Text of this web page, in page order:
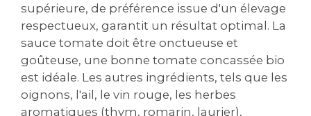
supérieure, de préférence issue d'un élevage
respectueux, garantit un résultat optimal. La
sauce tomate doit être onctueuse et
goûteuse, une bonne tomate concassée bio
est idéale. Les autres ingrédients, tels que les
oignons, l'ail, le vin rouge, les herbes
aromatiques (thym, romarin, laurier),